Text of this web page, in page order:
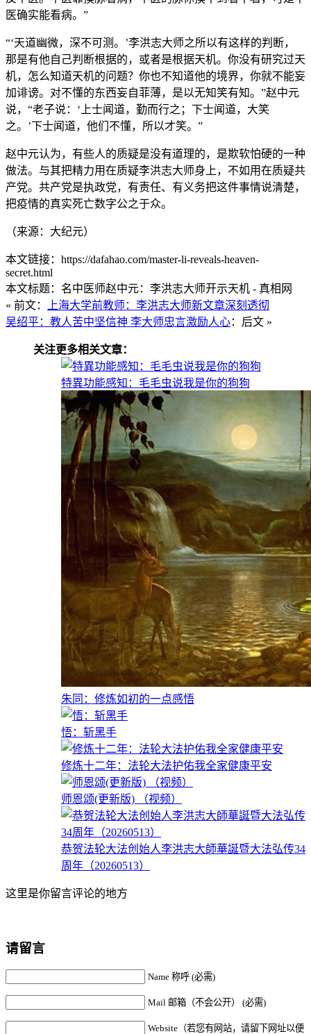
医确实能看病。”
“‘天道幽微，深不可测。’李洪志大师之所以有这样的判断，
那是有他自己判断根据的，或者是根据天机。你没有研究过天
机，怎么知道天机的问题？你也不知道他的境界，你就不能妄
加诽谤。对不懂的东西妄自菲薄，是以无知笑有知。”赵中元
说，“老子说：‘上士闻道，勤而行之；下士闻道，大笑
之。’下士闻道，他们不懂，所以才笑。”
赵中元认为，有些人的质疑是没有道理的，是欺软怕硬的一种
做法。与其把精力用在质疑李洪志大师身上，不如用在质疑共
产党。共产党是执政党，有责任、有义务把这件事情说清楚，
把疫情的真实死亡数字公之于众。
（来源：大纪元）
本文链接：https://dafahao.com/master-li-reveals-heaven-
secret.html
本文标题：名中医师赵中元：李洪志大师开示天机 - 真相网
« 前文：
上海大学前教师：李洪志大师新文章深刻透彻
吴绍平：教人苦中坚信神 李大师忠言激励人心：后文 »
关注更多相关文章：
特異功能感知：毛毛虫说我是你的狗狗
朱同：修炼如初的一点感悟
悟：斩黑手
修炼十二年：法轮大法护佑我全家健康平安
师恩颂(更新版) （视频）
恭贺法轮大法创始人李洪志大師華誕暨大法弘传34
周年（20260513）
这里是你留言评论的地方
请留言
Name 称呼 (必需)
Mail 邮箱（不会公开） (必需)
Website（若您有网站，请留下网址以便